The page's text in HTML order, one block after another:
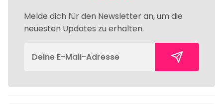
Melde dich für den Newsletter an, um die
neuesten Updates zu erhalten.